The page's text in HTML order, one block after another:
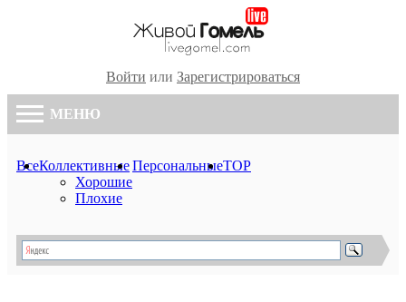
Войти или Зарегистрироваться
МЕНЮ
ВсеКоллективные
Хорошие
Плохие
ПерсональныеTOP